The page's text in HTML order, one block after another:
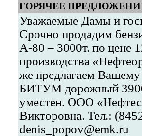
ГОРЯЧЕЕ
Уважаемые Дамы и
Срочно продадим
А-80 – 3000т. по цене
производства
же предлагаем
БИТУМ дорожный 3900
уместен. ООО
Викторовна. Тел.:
denis_popov@emk.ru